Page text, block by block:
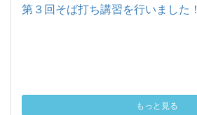
第３回そば打ち講習を行いました！
もっと見る